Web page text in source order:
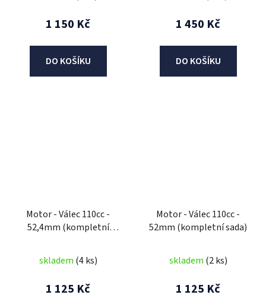
1 150 Kč
DO KOŠÍKU
1 450 Kč
DO KOŠÍKU
Motor - Válec 110cc -
52,4mm (kompletní
skladem (4 ks)
1 125 Kč
Motor - Válec 110cc -
52mm (kompletní sada)
skladem (2 ks)
1 125 Kč